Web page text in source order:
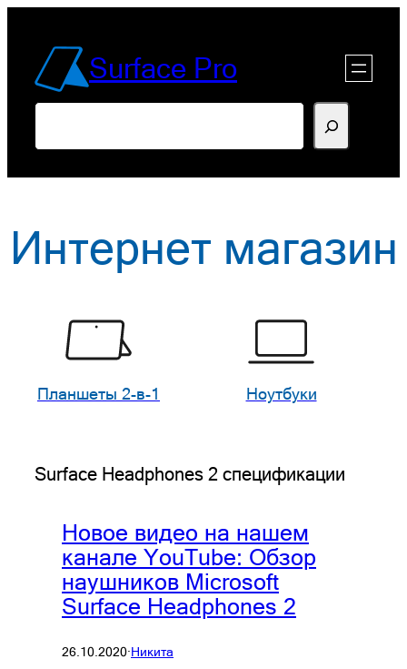
содержимомуSurface Pro
Интернет магазин
Планшеты 2-в-1 Ноутбуки
Surface Headphones 2 спецификации
Новое видео на нашем
канале YouTube: Обзор
наушников Microsoft
Surface Headphones 2
26.10.2020·Никита